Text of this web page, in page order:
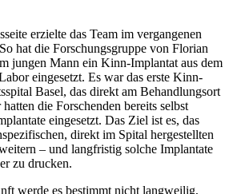
erzielte das Team im vergangenen
hat die Forschungs­gruppe von Florian
jungen Mann ein Kinn-Implantat aus dem
eingesetzt. Es war das erste Kinn-
Basel, das direkt am Behand­lungs­ort
die Forschenden bereits selbst
eingesetzt. Das Ziel ist es, das
direkt im Spital herge­stellten
– und lang­fristig solche Implantate
zu drucken.
werde es bestimmt nicht langweilig,